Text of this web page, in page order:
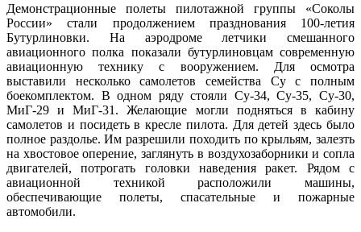
Демонстрационные полеты пилотажной группы «Соколы
России» стали продолжением празднования 100-летия
Бутурлиновки. На аэродроме летчики смешанного
авиационного полка показали бутурлиновцам современную
авиационную технику с вооружением. Для осмотра
выставили несколько самолетов семейства Су с полным
боекомплектом. В одном ряду стояли Су-34, Су-35, Су-30,
МиГ-29 и МиГ-31. Желающие могли подняться в кабину
самолетов и посидеть в кресле пилота. Для детей здесь было
полное раздолье. Им разрешили походить по крыльям, залезть
на хвостовое оперение, заглянуть в воздухозаборники и сопла
двигателей, потрогать головки наведения ракет. Рядом с
авиационной техникой расположили машины,
обеспечивающие полеты, спасательные и пожарные
автомобили.